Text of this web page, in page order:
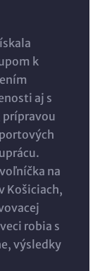
k
aj s
prípravou
na
Košiciach,
robia s
výsledky